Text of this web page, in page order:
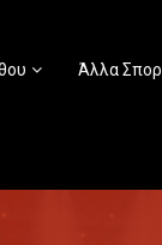
Άλλα Σπορ